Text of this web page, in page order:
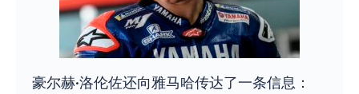
豪尔赫·洛伦佐还向雅马哈传达了一条信息：